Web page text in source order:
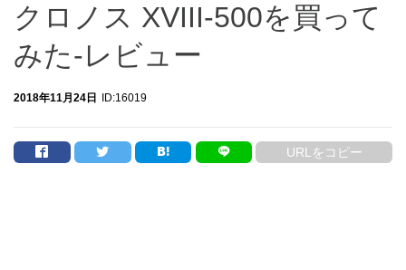
クロノス XVIII-500を買って
みた-レビュー
2018年11月24日 ID:16019
URLをコピー